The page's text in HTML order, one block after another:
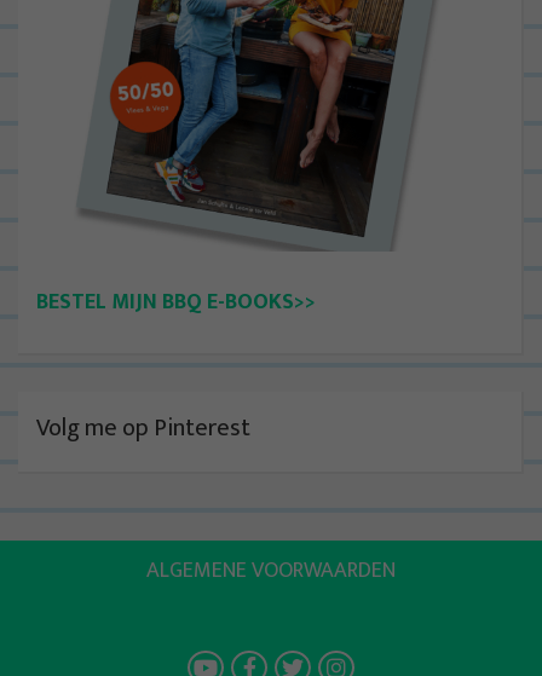
BESTEL MIJN BBQ E-BOOKS>>
Volg me op Pinterest
ALGEMENE VOORWAARDEN